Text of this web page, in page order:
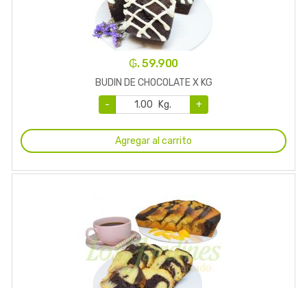
₲. 59.900
BUDIN DE CHOCOLATE X KG
-
Kg. +
Agregar al carrito